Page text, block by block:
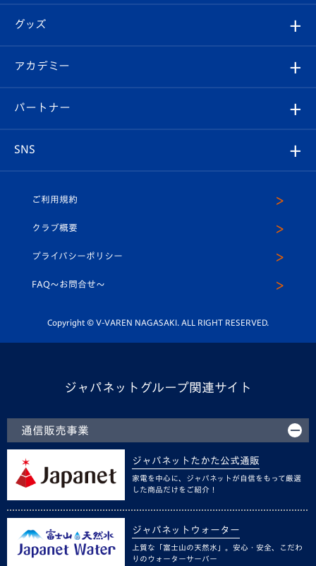
チケット
イベント
メディア
ホームタウン
スタッフプロフィール
マスコット紹介
平和祈念活動
ホームタウン活動
はじめての観戦ガイド
Revive Team
ヴィヴィくんの長崎おもてなしガイド
フォトギャラリー
スタジアムグルメ
チケット
V-LOVERS（ファンクラブ）
プレイヤーズスイート
グッズ
オンラインショップ
店舗情報
アカデミー
育成からのお知らせ
U-18
スクール
パートナー
SNS
ヴィヴィくんインスタグラム
公式LINE＠
ご利用規約
クラブ概要
プライバシーポリシー
FAQ〜お問合せ〜
Copyright © V-VAREN NAGASAKI. ALL RIGHT RESERVED.
ジャパネットグループ関連サイト
通信販売事業
ジャパネットたかた公式通販
家電を中心に、ジャパネットが自信をもって厳選
した商品だけをご紹介！
ジャパネットウォーター
上質な「富士山の天然水」。安心・安全、こだわ
りのウォーターサーバー